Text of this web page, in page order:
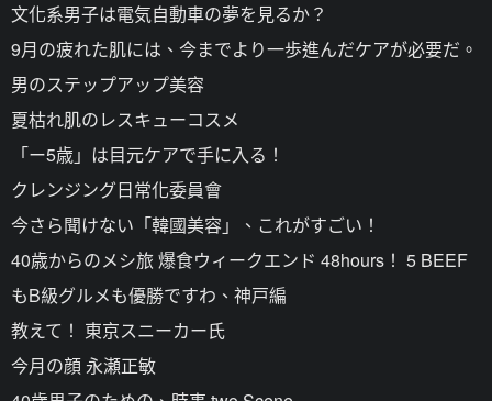
文化系男子は電気自動車の夢を見るか？
9月の疲れた肌には、今までより一歩進んだケアが必要だ。
男のステップアップ美容
夏枯れ肌のレスキューコスメ
「ー5歳」は目元ケアで手に入る！
クレンジング日常化委員會
今さら聞けない「韓國美容」、これがすごい！
40歳からのメシ旅 爆食ウィークエンド 48hours！ 5 BEEF
もB級グルメも優勝ですわ、神戸編
教えて！ 東京スニーカー氏
今月の顔 永瀬正敏